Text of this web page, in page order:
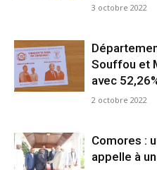
3 octobre 2022
Souffou et
avec
2 octobre 2022
Comores :
appelle à